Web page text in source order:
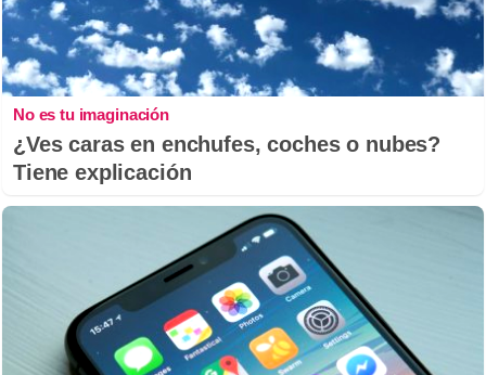
No es tu imaginación
¿Ves caras en enchufes, coches o nubes?
Tiene explicación